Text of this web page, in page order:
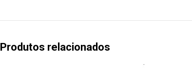
Produtos relacionados